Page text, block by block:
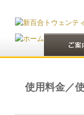
使用料金／